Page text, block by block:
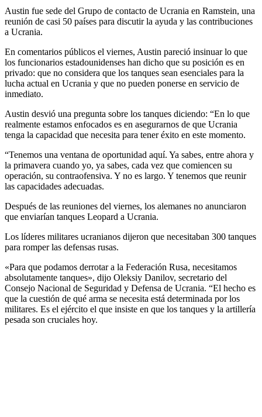
Austin fue sede del Grupo de contacto de Ucrania en Ramstein, una
reunión de casi 50 países para discutir la ayuda y las contribuciones
a Ucrania.
En comentarios públicos el viernes, Austin pareció insinuar lo que
los funcionarios estadounidenses han dicho que su posición es en
privado: que no considera que los tanques sean esenciales para la
lucha actual en Ucrania y que no pueden ponerse en servicio de
inmediato.
Austin desvió una pregunta sobre los tanques diciendo: “En lo que
realmente estamos enfocados es en asegurarnos de que Ucrania
tenga la capacidad que necesita para tener éxito en este momento.
“Tenemos una ventana de oportunidad aquí. Ya sabes, entre ahora y
la primavera cuando yo, ya sabes, cada vez que comiencen su
operación, su contraofensiva. Y no es largo. Y tenemos que reunir
las capacidades adecuadas.
Después de las reuniones del viernes, los alemanes no anunciaron
que enviarían tanques Leopard a Ucrania.
Los líderes militares ucranianos dijeron que necesitaban 300 tanques
para romper las defensas rusas.
«Para que podamos derrotar a la Federación Rusa, necesitamos
absolutamente tanques», dijo Oleksiy Danilov, secretario del
Consejo Nacional de Seguridad y Defensa de Ucrania. “El hecho es
que la cuestión de qué arma se necesita está determinada por los
militares. Es el ejército el que insiste en que los tanques y la artillería
pesada son cruciales hoy.